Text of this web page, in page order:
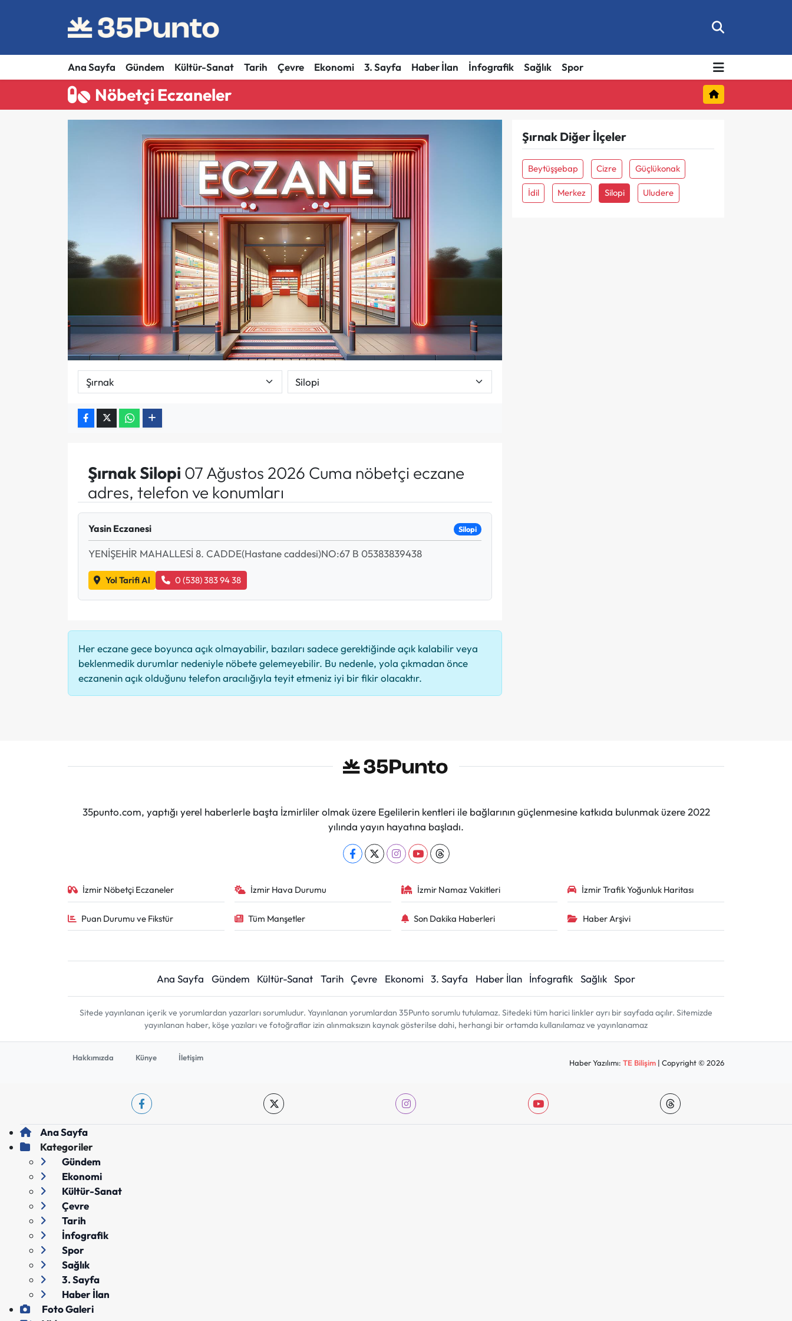
Ana Sayfa Gündem Kültür-Sanat Tarih Çevre Ekonomi 3. Sayfa Haber İlan İnfografik Sağlık Spor
Nöbetçi Eczaneler
ŞırnakSilopi 07 Ağustos 2026 Cuma nöbetçi eczane
adres, telefon ve konumları
Yasin Eczanesi Silopi
YENİŞEHİR MAHALLESİ 8. CADDE(Hastane caddesi)NO:67 B 05383839438
Yol Tarifi Al 0 (538) 383 94 38
Her eczane gece boyunca açık olmayabilir, bazıları sadece gerektiğinde açık kalabilir veya
beklenmedik durumlar nedeniyle nöbete gelemeyebilir. Bu nedenle, yola çıkmadan önce
eczanenin açık olduğunu telefon aracılığıyla teyit etmeniz iyi bir fikir olacaktır.
Şırnak Diğer İlçeler
Beytüşşebap Cizre Güçlükonak
İdil Merkez Silopi Uludere
35punto.com, yaptığı yerel haberlerle başta İzmirliler olmak üzere Egelilerin kentleri ile bağlarının güçlenmesine katkıda bulunmak üzere 2022
yılında yayın hayatına başladı.
İzmir Nöbetçi Eczaneler İzmir Hava Durumu İzmir Namaz Vakitleri İzmir Trafik Yoğunluk Haritası
Puan Durumu ve Fikstür Tüm Manşetler Son Dakika Haberleri Haber Arşivi
Ana Sayfa Gündem Kültür-Sanat Tarih Çevre Ekonomi 3. Sayfa Haber İlan İnfografik Sağlık Spor
Sitede yayınlanan içerik ve yorumlardan yazarları sorumludur. Yayınlanan yorumlardan 35Punto sorumlu tutulamaz. Sitedeki tüm harici linkler ayrı bir sayfada açılır. Sitemizde
yayınlanan haber, köşe yazıları ve fotoğraflar izin alınmaksızın kaynak gösterilse dahi, herhangi bir ortamda kullanılamaz ve yayınlanamaz
Hakkımızda Künye İletişim
Haber Yazılımı:TE Bilişim | Copyright © 2026
Ana Sayfa
Kategoriler
Gündem
Ekonomi
Kültür-Sanat
Çevre
Tarih
İnfografik
Spor
Sağlık
3. Sayfa
Haber İlan
Foto Galeri